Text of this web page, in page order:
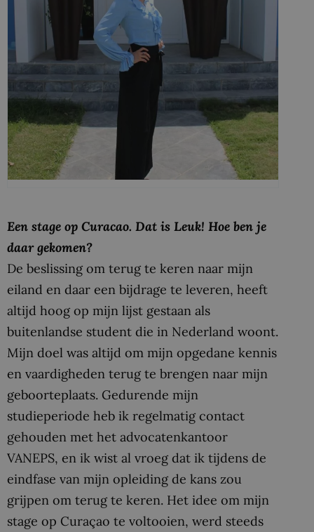
Een stage op Curacao. Dat is Leuk! Hoe ben je
daar gekomen?
De beslissing om terug te keren naar mijn
eiland en daar een bijdrage te leveren, heeft
altijd hoog op mijn lijst gestaan als
buitenlandse student die in Nederland woont.
Mijn doel was altijd om mijn opgedane kennis
en vaardigheden terug te brengen naar mijn
geboorteplaats. Gedurende mijn
studieperiode heb ik regelmatig contact
gehouden met het advocatenkantoor
VANEPS, en ik wist al vroeg dat ik tijdens de
eindfase van mijn opleiding de kans zou
grijpen om terug te keren. Het idee om mijn
stage op Curaçao te voltooien, werd steeds